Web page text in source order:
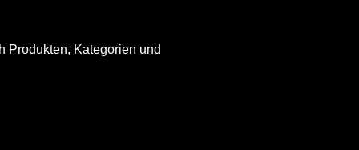
Produkten, Kategorien und